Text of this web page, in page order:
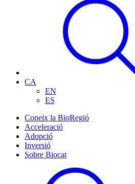
CA
EN
ES
Coneix la BioRegió
Acceleració
Adopció
Inversió
Sobre Biocat